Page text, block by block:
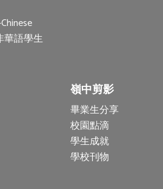
華語學生
嶺中剪影
畢業生分享
校園點滴
學生成就
學校刊物